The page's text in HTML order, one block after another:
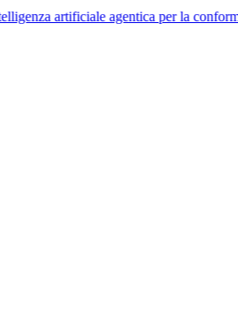
agentica per la conformità globale